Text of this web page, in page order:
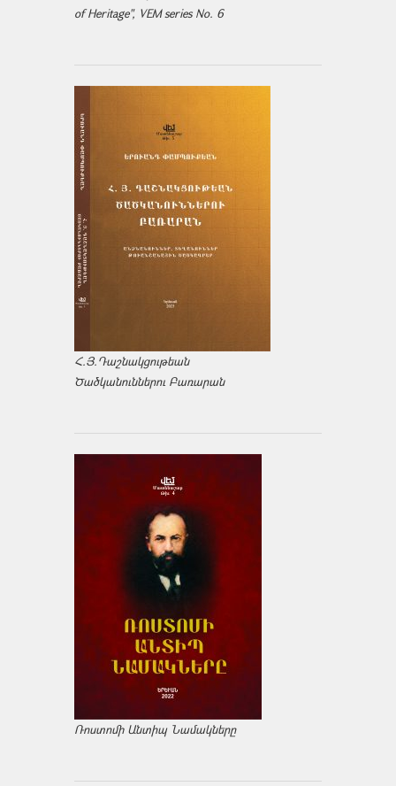
of Heritage", VEM series No. 6
Հ.Յ.Դաշնակցութեան
Ծածկանուններու Բառարան
Ռոստոմի Անտիպ Նամակները